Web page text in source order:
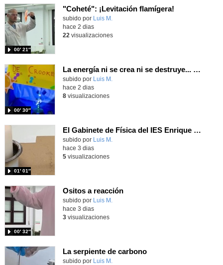
"Coheté": ¡Levitación flamígera!
Contenido educativo.
subido por Luis M.
00′ 21″
hace 2 dias
22 visualizaciones
La energía ni se crea ni se destruye... ¡se experimenta! El Tierno en la Feria Madrid es Ciencia 2026
Contenido educativo.
subido por Luis M.
00′ 30″
hace 2 dias
8visualizaciones
El Gabinete de Física del IES Enrique Tierno Galván de Parla (Curso 25-26)
Contenido educativo.
subido por Luis M.
01′ 01″
hace 3 dias
5visualizaciones
Ositos a reacción
Contenido educativo.
subido por Luis M.
00′ 32″
hace 3 dias
3visualizaciones
La serpiente de carbono
Contenido educativo.
subido por Luis M.